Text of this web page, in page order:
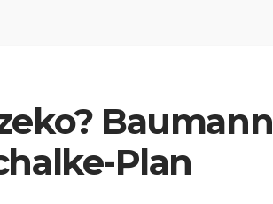
Baumann
Plan